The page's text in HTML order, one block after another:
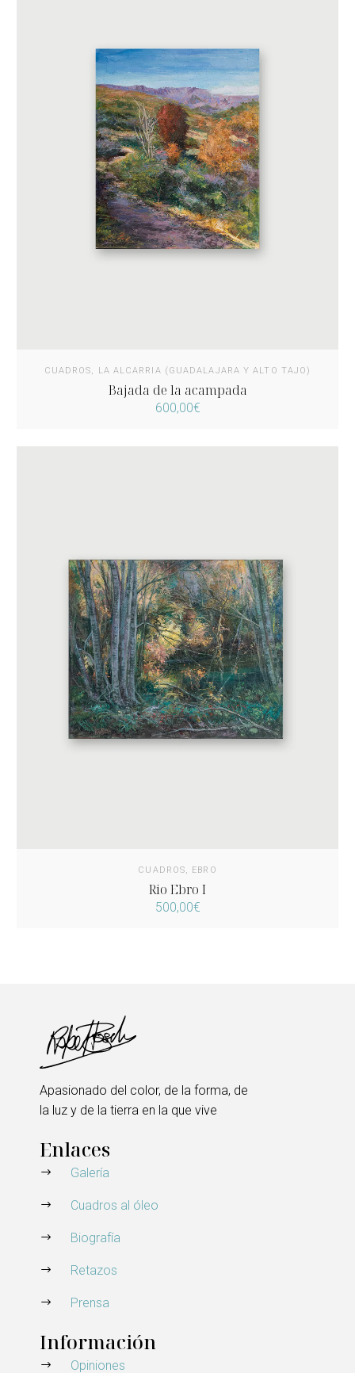
CUADROS, LA ALCARRIA (GUADALAJARA Y ALTO TAJO)
Bajada de la acampada
600,00€
CUADROS, EBRO
Rio Ebro I
500,00€
Apasionado del color, de la forma, de
la luz y de la tierra en la que vive
Enlaces
Galería
Cuadros al óleo
Biografía
Retazos
Prensa
Información
Opiniones